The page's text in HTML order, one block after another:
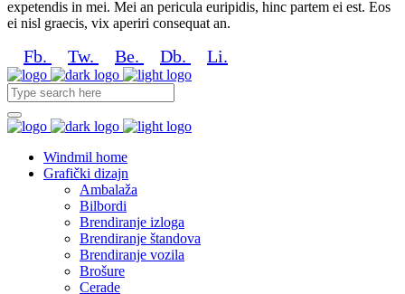
expetendis in mei. Mei an pericula euripidis, hinc partem ei est. Eos
ei nisl graecis, vix aperiri consequat an.
Fb. Tw. Be. Db. Li.
Windmil home
Grafički dizajn
Ambalaža
Bilbordi
Brendiranje izloga
Brendiranje štandova
Brendiranje vozila
Brošure
Cerade